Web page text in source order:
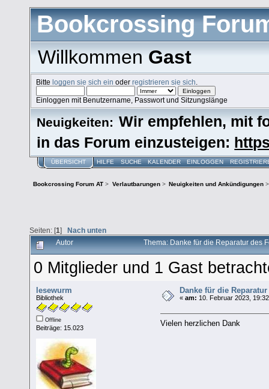
Bookcrossing
WillkommenGast
Bitteloggen sie sich ein oderregistrieren sie sich
Einloggen mit Benutzername, Passwort und Sitzungslänge
Neuigkeiten: Wir empfehlen, mit
in das Forum einzusteigen:
ÜBERSICHT HILFE SUCHE KALENDER EINLOGGEN
Bookcrossing Forum AT > Verlautbarungen> Neuigkeiten und Ankündigungen>
Seiten: [1] Nach unten
Autor Thema: Danke für die Reparatur des
0 Mitglieder und 1 Gast
lesewurm
Bibliothek
Offline
Beiträge: 15.023
Danke für die
«am: 10. Februar 2023,
Vielen herzlichen Dank